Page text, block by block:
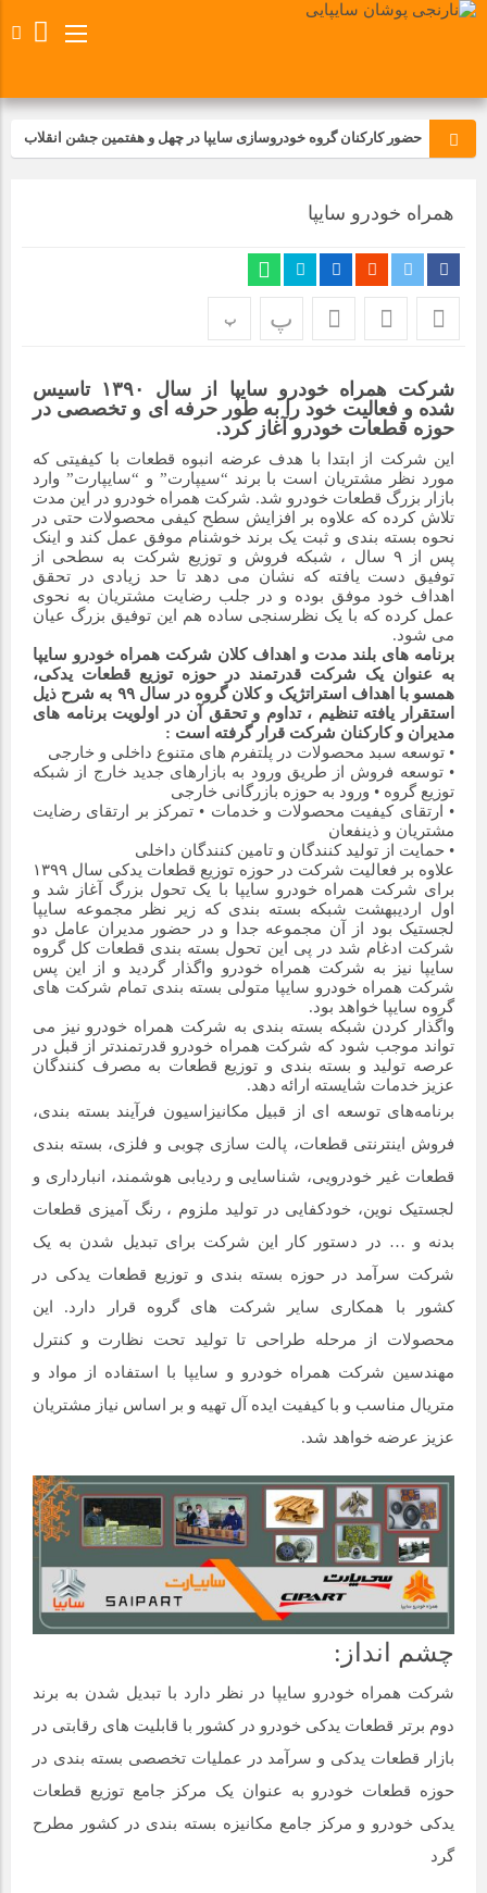
حضور کارکنان گروه خودروسازی سایپا در چهل و هفتمین جشن انقلاب
تجدید بیعت کارکنان شرکت پارس خودرو با آرمان های رهبر کبیر و فقید
انقلاب اسلامی ایران
مسابقات ورزشی در مگاموتوربا استقبال کارکنان برگزار شد
مراسم عزاداری و ذکرمصیبت سالروز شهادت امام محمدتقی(ع) در
شرکت زامیاد
تجربه‌ای میدانی از صنعت برای دانش‌آموزان فنی‌وحرفه‌ای؛ بازدید
دانش‌آموزان از خطوط تولید مگاموتور
مراسم بزرگداشت سالروز آزادسازی خرمشهر در شرکت پارس خودرو
برگزار شد
مراسم گرامیداشت سالروز آزادسازی خرمشهر در نمازخانه فاطمیه
مگاموتور
تیم شهدای مگاموتور در بزرگترین مسابقات گل کوچک جهان شرکت
کرد
همراه خودرو سایپا
پ پ
شرکت همراه خودرو سایپا از سال ۱۳۹۰ تاسیس
شده و فعالیت خود را به طور حرفه ای و تخصصی در
حوزه قطعات خودرو آغاز کرد.
این شرکت از ابتدا با هدف عرضه انبوه قطعات با کیفیتی که
مورد نظر مشتریان است با برند “سیپارت” و “سایپارت” وارد
بازار بزرگ قطعات خودرو شد. شرکت همراه خودرو در این مدت
تلاش کرده که علاوه بر افزایش سطح کیفی محصولات حتی در
نحوه بسته بندی و ثبت یک برند خوشنام موفق عمل کند و اینک
پس از ۹ سال ، شبکه فروش و توزیع شرکت به سطحی از
توفیق دست یافته که نشان می دهد تا حد زیادی در تحقق
اهداف خود موفق بوده و در جلب رضایت مشتریان به نحوی
عمل کرده که با یک نظرسنجی ساده هم این توفیق بزرگ عیان
می شود.
برنامه های بلند مدت و اهداف کلان شرکت همراه خودرو سایپا
به عنوان یک شرکت قدرتمند در حوزه توزیع قطعات یدکی،
همسو با اهداف استراتژیک و کلان گروه در سال ۹۹ به شرح ذیل
استقرار یافته تنظیم ، تداوم و تحقق آن در اولویت برنامه های
مدیران و کارکنان شرکت قرار گرفته است :
• توسعه سبد محصولات در پلتفرم‌ های متنوع داخلی و خارجی
• توسعه فروش از طریق ورود به بازارهای جدید خارج از شبکه
توزیع گروه • ورود به حوزه بازرگانی خارجی
• ارتقای کیفیت محصولات و خدمات • تمرکز بر ارتقای رضایت
مشتریان و ذینفعان
• حمایت از تولید کنندگان و تامین کنندگان داخلی
علاوه بر فعالیت شرکت در حوزه توزیع قطعات یدکی سال ۱۳۹۹
برای شرکت همراه خودرو سایپا با یک تحول بزرگ آغاز شد و
اول اردیبهشت شبکه بسته بندی که زیر نظر مجموعه سایپا
لجستیک بود از آن مجموعه جدا و در حضور مدیران عامل دو
شرکت ادغام شد در پی این تحول بسته بندی قطعات کل گروه
سایپا نیز به شرکت همراه خودرو واگذار گردید و از این پس
شرکت همراه خودرو سایپا متولی بسته بندی تمام شرکت های
گروه سایپا خواهد بود.
واگذار کردن شبکه بسته بندی به شرکت همراه خودرو نیز می
تواند موجب شود که شرکت همراه خودرو قدرتمندتر از قبل در
عرصه تولید و بسته بندی و توزیع قطعات به مصرف کنندگان
عزیز خدمات شایسته ارائه دهد.
برنامه‌های توسعه ای از قبیل مکانیزاسیون فرآیند بسته بندی،
فروش اینترنتی قطعات، پالت سازی چوبی و فلزی، بسته بندی
قطعات غیر خودرویی، شناسایی و ردیابی هوشمند، انبارداری و
لجستیک نوین، خودکفایی در تولید ملزوم ، رنگ آمیزی قطعات
بدنه و … در دستور کار این شرکت برای تبدیل شدن به یک
شرکت سرآمد در حوزه بسته بندی و توزیع قطعات یدکی در
کشور با همکاری سایر شرکت های گروه قرار دارد. این
محصولات از مرحله طراحی تا تولید تحت نظارت و کنترل
مهندسین شرکت همراه خودرو و سایپا با استفاده از مواد و
متریال مناسب و با کیفیت ایده آل تهیه و بر اساس نیاز مشتریان
عزیز عرضه خواهد شد.
چشم انداز:
شرکت همراه خودرو سایپا در نظر دارد با تبدیل شدن به برند
دوم برتر قطعات یدکی خودرو در کشور با قابلیت های رقابتی در
بازار قطعات یدکی و سرآمد در عملیات تخصصی بسته بندی در
حوزه قطعات خودرو به عنوان یک مرکز جامع توزیع قطعات
یدکی خودرو و مرکز جامع مکانیزه بسته بندی در کشور مطرح
گرد